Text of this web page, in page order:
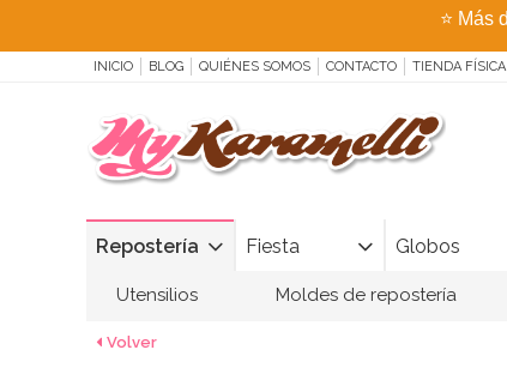
⭐ Más
INICIO BLOG QUIÉNES SOMOS CONTACTO TIENDA FÍSICA
Repostería Fiesta Globos
Utensilios Moldes de repostería
Volver